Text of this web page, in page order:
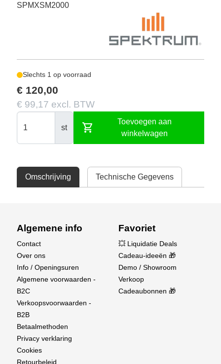
SPMXSM2000
Slechts 1 op voorraad
€ 120,00
€ 99,17 excl. BTW
st shopping_cart
Toevoegen aan
winkelwagen
Omschrijving Technische Gegevens
Algemene info
Contact
Over ons
Info / Openingsuren
Algemene voorwaarden -
B2C
Verkoopsvoorwaarden -
B2B
Betaalmethoden
Privacy verklaring
Cookies
Retourbeleid
Favoriet
💥 Liquidatie Deals
Cadeau-ideeën 🎁
Demo / Showroom
Verkoop
Cadeaubonnen 🎁